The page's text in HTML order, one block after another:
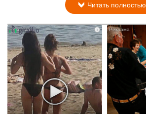
Читать полностью
i